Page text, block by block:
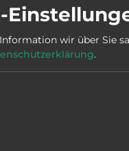
OT Heidingsfeld
quelle.de
wir über Sie
.